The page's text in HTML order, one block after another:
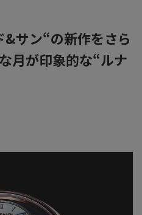
&サン“の新作をさら
月が印象的な“ルナ